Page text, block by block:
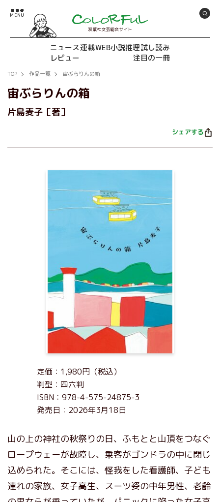
双葉社文芸総合サイト
ニュース連載WEB小説推理試し読み
レビュー
注目の一冊
TOP 作品一覧 宙ぶらりんの箱
宙ぶらりんの箱
片島麦子［著］
シェアする
定価：1,980円（税込）
判型：四六判
ISBN：978-4-575-24875-3
発売日：2026年3月18日
山の上の神社の秋祭りの日、ふもとと山頂をつなぐ
ロープウェーが故障し、乗客がゴンドラの中に閉じ
込められた。そこには、怪我をした看護師、子ども
連れの家族、女子高生、スーツ姿の中年男性、老齢